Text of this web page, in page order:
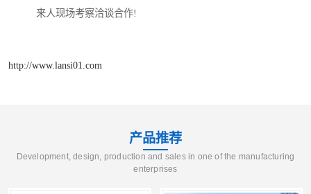
来人现场考察洽谈合作!
http://www.lansi01.com
产品推荐
Development, design, production and sales in one of the manufacturing
enterprises